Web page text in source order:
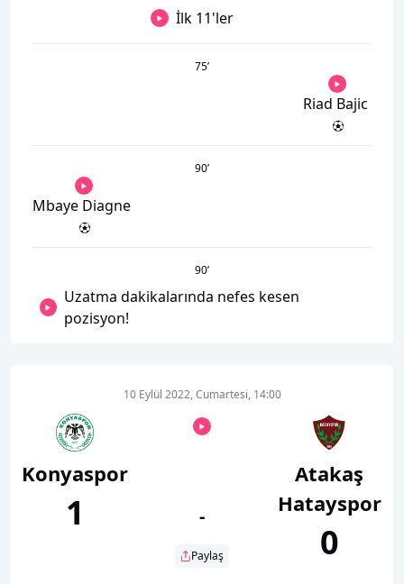
İlk 11'ler
75’
Riad Bajic
90’
Mbaye Diagne
90’
Uzatma dakikalarında nefes kesen
pozisyon!
Konyaspor
1
10 Eylül 2022, Cumartesi, 14:00
-
Paylaş
Atakaş
Hatayspor
0